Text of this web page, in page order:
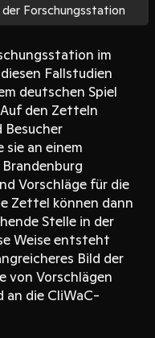
Forschungsstation
im
Fallstudien
deutschen Spiel
den Zetteln
Besucher
sie an einem
Vorschläge für die
Zettel können dann
Stelle in der
Weise entsteht
Bild der
von Vorschlägen
an die CliWaC-